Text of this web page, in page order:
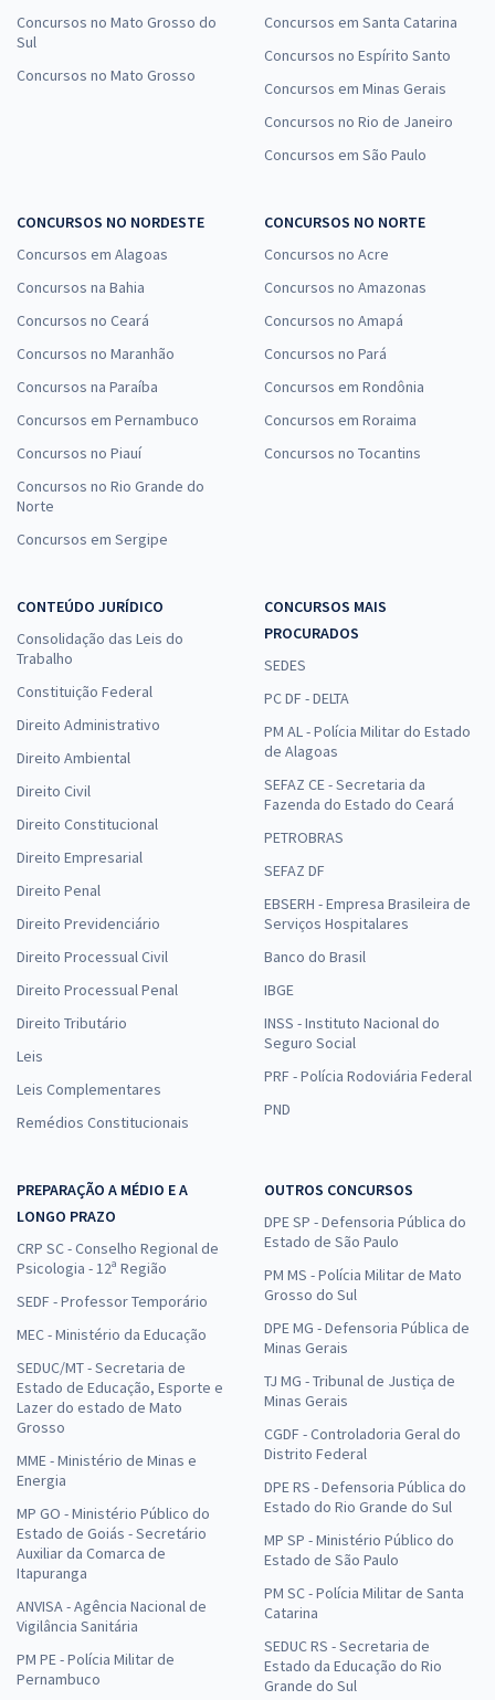
Concursos no Mato Grosso do
Sul
Concursos no Mato Grosso
Concursos em Santa Catarina
Concursos no Espírito Santo
Concursos em Minas Gerais
Concursos no Rio de Janeiro
Concursos em São Paulo
CONCURSOS NO NORDESTE
Concursos em Alagoas
Concursos na Bahia
Concursos no Ceará
Concursos no Maranhão
Concursos na Paraíba
Concursos em Pernambuco
Concursos no Piauí
Concursos no Rio Grande do
Norte
Concursos em Sergipe
CONCURSOS NO NORTE
Concursos no Acre
Concursos no Amazonas
Concursos no Amapá
Concursos no Pará
Concursos em Rondônia
Concursos em Roraima
Concursos no Tocantins
CONTEÚDO JURÍDICO
Consolidação das Leis do
Trabalho
Constituição Federal
Direito Administrativo
Direito Ambiental
Direito Civil
Direito Constitucional
Direito Empresarial
Direito Penal
Direito Previdenciário
Direito Processual Civil
Direito Processual Penal
Direito Tributário
Leis
Leis Complementares
Remédios Constitucionais
CONCURSOS MAIS
PROCURADOS
SEDES
PC DF - DELTA
PM AL - Polícia Militar do Estado
de Alagoas
SEFAZ CE - Secretaria da
Fazenda do Estado do Ceará
PETROBRAS
SEFAZ DF
EBSERH - Empresa Brasileira de
Serviços Hospitalares
Banco do Brasil
IBGE
INSS - Instituto Nacional do
Seguro Social
PRF - Polícia Rodoviária Federal
PND
PREPARAÇÃO A MÉDIO E A
LONGO PRAZO
CRP SC - Conselho Regional de
Psicologia - 12ª Região
SEDF - Professor Temporário
MEC - Ministério da Educação
SEDUC/MT - Secretaria de
Estado de Educação, Esporte e
Lazer do estado de Mato
Grosso
MME - Ministério de Minas e
Energia
MP GO - Ministério Público do
Estado de Goiás - Secretário
Auxiliar da Comarca de
Itapuranga
ANVISA - Agência Nacional de
Vigilância Sanitária
PM PE - Polícia Militar de
Pernambuco
OUTROS CONCURSOS
DPE SP - Defensoria Pública do
Estado de São Paulo
PM MS - Polícia Militar de Mato
Grosso do Sul
DPE MG - Defensoria Pública de
Minas Gerais
TJ MG - Tribunal de Justiça de
Minas Gerais
CGDF - Controladoria Geral do
Distrito Federal
DPE RS - Defensoria Pública do
Estado do Rio Grande do Sul
MP SP - Ministério Público do
Estado de São Paulo
PM SC - Polícia Militar de Santa
Catarina
SEDUC RS - Secretaria de
Estado da Educação do Rio
Grande do Sul